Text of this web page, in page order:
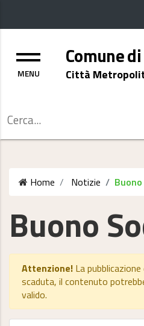
Menu Comune
Città
Home Notizie
Buono
Attenzione! La
scaduta, il contenuto
valido.